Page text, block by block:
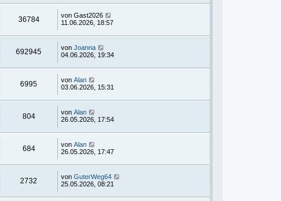
36784 von Gast2026
11.06.2026, 18:57
692945 von Joanna
04.06.2026, 19:34
6995 von Alan
03.06.2026, 15:31
804 von Alan
26.05.2026, 17:54
684 von Alan
26.05.2026, 17:47
2732 von GuterWeg64
25.05.2026, 08:21